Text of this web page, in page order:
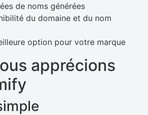
de noms générées
du domaine et du nom
option pour votre marque
apprécions